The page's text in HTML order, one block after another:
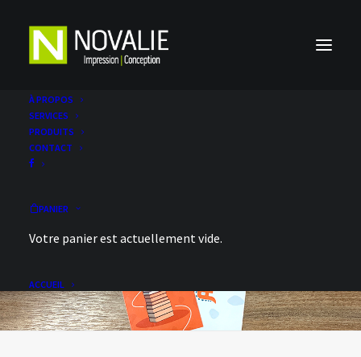
À PROPOS
SERVICES
PRODUITS
CONTACT
PANIER
Votre panier est actuellement vide.
ACCUEIL